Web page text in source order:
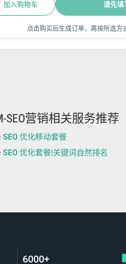
加入购物车 请先填
点击购买后生成订单，再按所选方
SEO营销相关服务推荐
SEO 优化移动套餐
SEO 优化套餐|关键词自然排名
6000+